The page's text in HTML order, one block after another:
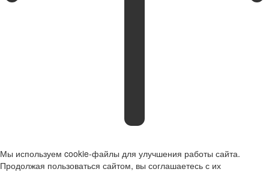
Мы используем cookie-файлы для улучшения работы сайта.
Продолжая пользоваться сайтом, вы соглашаетесь с их